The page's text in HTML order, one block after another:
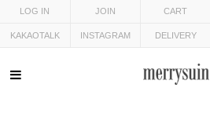
LOG IN JOIN CART
KAKAOTALK INSTAGRAM DELIVERY